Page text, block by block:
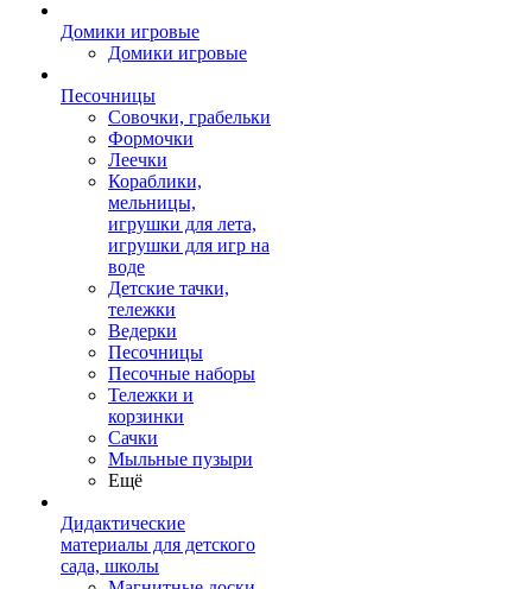
Домики игровые
Домики игровые
Песочницы
Совочки, грабельки
Формочки
Леечки
Кораблики,
мельницы,
игрушки для лета,
игрушки для игр на
воде
Детские тачки,
тележки
Ведерки
Песочницы
Песочные наборы
Тележки и
корзинки
Сачки
Мыльные пузыри
Ещё
Дидактические
материалы для детского
сада, школы